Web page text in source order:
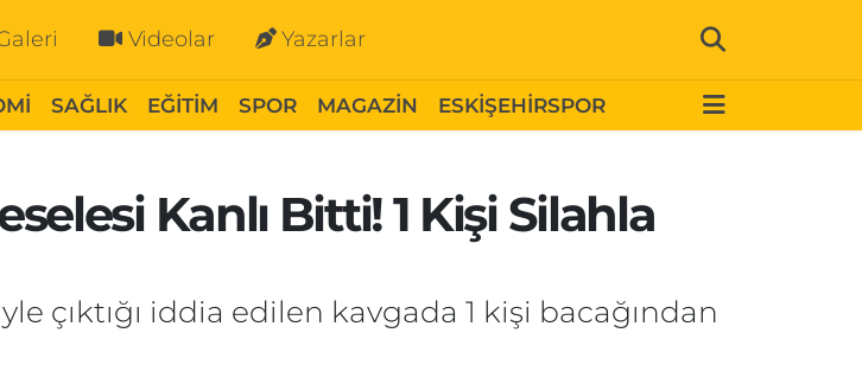
Videolar Yazarlar
SAĞLIK EĞİTİM SPOR MAGAZİN ESKİŞEHİRSPOR
Kanlı Bitti! 1 Kişi Silahla
çıktığı iddia edilen kavgada 1 kişi bacağından